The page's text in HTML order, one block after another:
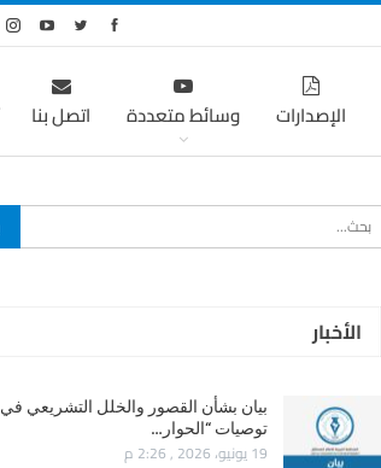
الإصدارات وسائط متعددة اتصل بنا
الأخبار
بيان بشأن القصور والخلل التشريعي في
توصيات “الحوار…
19 يونيو، 2026 , 2:26 م